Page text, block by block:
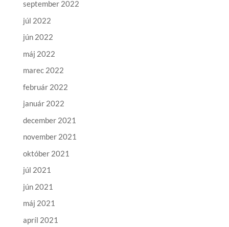
september 2022
júl 2022
jún 2022
máj 2022
marec 2022
február 2022
január 2022
december 2021
november 2021
október 2021
júl 2021
jún 2021
máj 2021
apríl 2021